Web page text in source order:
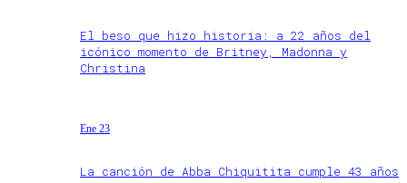
El beso que hizo historia: a 22 años del
icónico momento de Britney, Madonna y
Christina
Ene 23
La canción de Abba Chiquitita cumple 43 años